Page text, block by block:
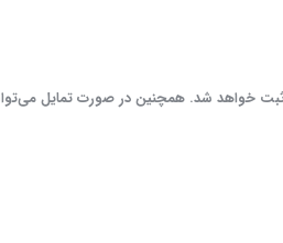
ثبت خواهد شد. همچنین در صورت تمایل